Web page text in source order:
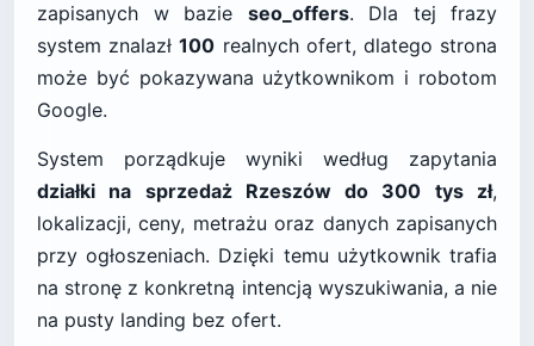
zapisanych w bazie seo_offers. Dla tej frazy
system znalazł100 realnych ofert, dlatego strona
może być pokazywana użytkownikom i robotom
Google.
System porządkuje wyniki według zapytania
działki na sprzedaż Rzeszów do 300 tys zł,
lokalizacji, ceny, metrażu oraz danych zapisanych
przy ogłoszeniach. Dzięki temu użytkownik trafia
na stronę z konkretną intencją wyszukiwania, a nie
na pusty landing bez ofert.